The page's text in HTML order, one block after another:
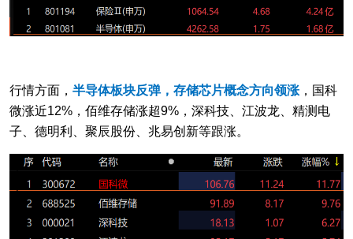
行情方面， 半导体板块反弹，存储芯片概念方向领涨 ，国科
微涨近12%，佰维存储涨超9%，深科技、江波龙、精测电
子、德明利、聚辰股份、兆易创新等跟涨。